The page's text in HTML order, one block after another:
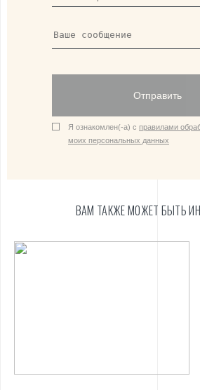
Отправить
Я ознакомлен(-а) с правилами
моих персональных данных
ВАМ ТАКЖЕ МОЖЕТ БЫТЬ